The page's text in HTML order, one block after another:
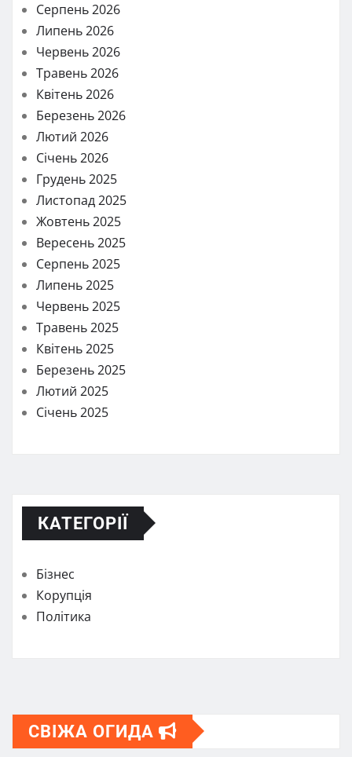
Серпень 2026
Липень 2026
Червень 2026
Травень 2026
Квітень 2026
Березень 2026
Лютий 2026
Січень 2026
Грудень 2025
Листопад 2025
Жовтень 2025
Вересень 2025
Серпень 2025
Липень 2025
Червень 2025
Травень 2025
Квітень 2025
Березень 2025
Лютий 2025
Січень 2025
КАТЕГОРІЇ
Бізнес
Корупція
Політика
СВІЖА ОГИДА